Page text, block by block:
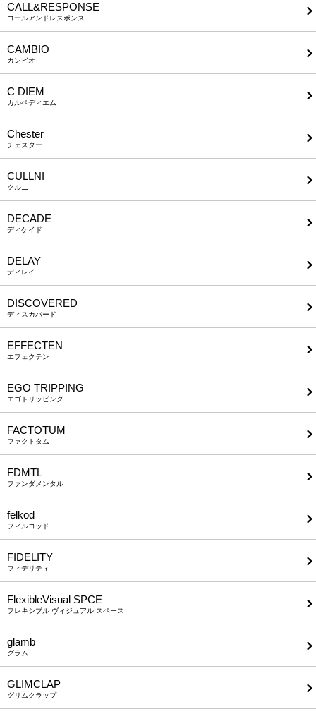
CALL&RESPONSE
コールアンドレスポンス
CAMBIO
カンビオ
C DIEM
カルペディエム
Chester
チェスター
CULLNI
クルニ
DECADE
ディケイド
DELAY
ディレイ
DISCOVERED
ディスカバード
EFFECTEN
エフェクテン
EGO TRIPPING
エゴトリッピング
FACTOTUM
ファクトタム
FDMTL
ファンダメンタル
felkod
フィルコッド
FIDELITY
フィデリティ
FlexibleVisual SPCE
フレキシブル ヴィジュアル スペース
glamb
グラム
GLIMCLAP
グリムクラップ